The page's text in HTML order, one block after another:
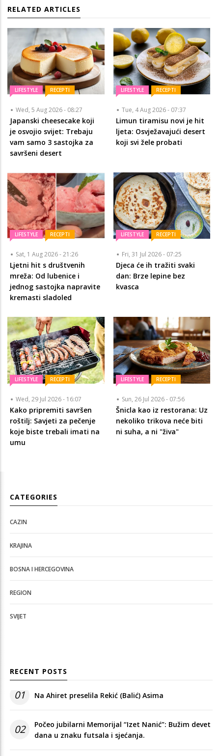
RELATED ARTICLES
LIFESTYLE RECEPTI
Wed, 5 Aug 2026 - 08:27
Japanski cheesecake koji
je osvojio svijet: Trebaju
vam samo 3 sastojka za
savršeni desert
LIFESTYLE RECEPTI
Tue, 4 Aug 2026 - 07:37
Limun tiramisu novi je hit
ljeta: Osvježavajući desert
koji svi žele probati
LIFESTYLE RECEPTI
Sat, 1 Aug 2026 - 21:26
Ljetni hit s društvenih
mreža: Od lubenice i
jednog sastojka napravite
kremasti sladoled
LIFESTYLE RECEPTI
Fri, 31 Jul 2026 - 07:25
Djeca će ih tražiti svaki
dan: Brze lepine bez
kvasca
LIFESTYLE RECEPTI
Wed, 29 Jul 2026 - 16:07
Kako pripremiti savršen
roštilj: Savjeti za pečenje
koje biste trebali imati na
umu
LIFESTYLE RECEPTI
Sun, 26 Jul 2026 - 07:56
Šnicla kao iz restorana: Uz
nekoliko trikova neće biti
ni suha, a ni "živa"
CATEGORIES
CAZIN
KRAJINA
BOSNA I HERCEGOVINA
REGION
SVIJET
RECENT POSTS
01 Na Ahiret preselila Rekić (Balić) Asima
02
Počeo jubilarni Memorijal “Izet Nanić”: Bužim devet
dana u znaku futsala i sjećanja.